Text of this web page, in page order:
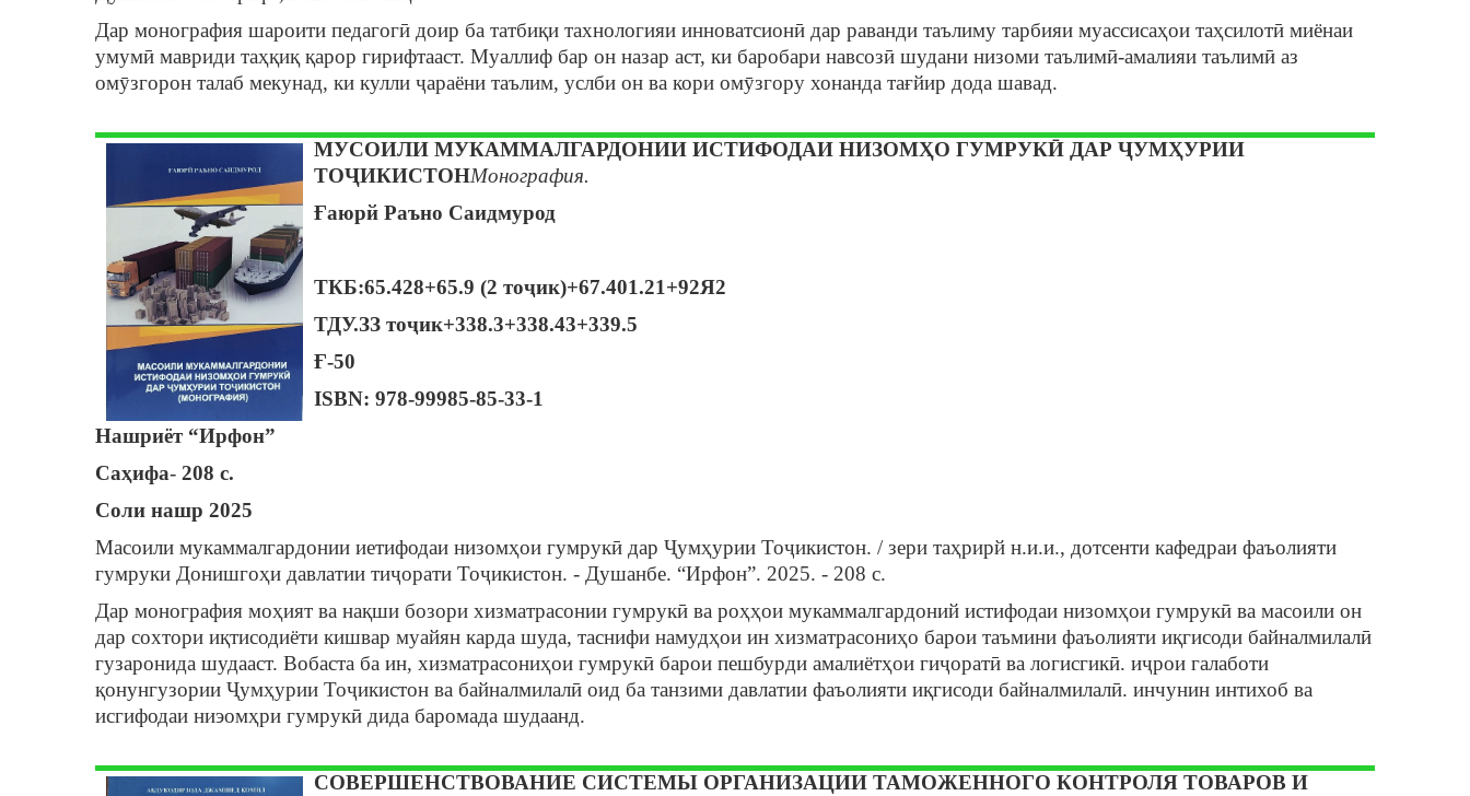
Дар монография шароити педагогӣ доир ба татбиқи тахнологияи инноватсионӣ дар раванди таълиму тарбияи муассисаҳои таҳсилотӣ миёнаи
умумӣ мавриди таҳқиқ қарор гирифтааст. Муаллиф бар он назар аст, ки баробари навсозӣ шудани низоми таълимӣ-амалияи таълимӣ аз
омӯзгорон талаб мекунад, ки кулли ҷараёни таълим, услби он ва кори омӯзгору хонанда тағйир дода шавад.
МУСОИЛИ МУКАММАЛГАРДОНИИ ИСТИФОДАИ НИЗОМҲО ГУМРУКӢ ДАР ҶУМҲУРИИ
ТОҶИКИСТОНМонография.
Ғаюрй Раъно Саидмурод
ТКБ:65.428+65.9 (2 тоҷик)+67.401.21+92Я2
ТДУ.ЗЗ тоҷик+338.3+338.43+339.5
Ғ-50
ISBN: 978-99985-85-33-1
Нашриёт “Ирфон”
Саҳифа- 208 с.
Соли нашр 2025
Масоили мукаммалгардонии иетифодаи низомҳои гумрукӣ дар Ҷумҳурии Тоҷикистон. / зери таҳрирй н.и.и., дотсенти кафедраи фаъолияти
гумруки Донишгоҳи давлатии тиҷорати Тоҷикистон. - Душанбе. “Ирфон”. 2025. - 208 с.
Дар монография моҳият ва нақши бозори хизматрасонии гумрукӣ ва роҳҳои мукаммалгардоний истифодаи низомҳои гумрукӣ ва масоили он
дар сохтори иқтисодиёти кишвар муайян карда шуда, таснифи намудҳои ин хизматрасониҳо барои таъмини фаъолияти иқгисоди байналмилалӣ
гузаронида шудааст. Вобаста ба ин, хизматрасониҳои гумрукӣ барои пешбурди амалиётҳои гиҷоратӣ ва логисгикӣ. иҷрои галаботи
қонунгузории Ҷумҳурии Тоҷикистон ва байналмилалӣ оид ба танзими давлатии фаъолияти иқгисоди байналмилалӣ. инчунин интихоб ва
исгифодаи ниэомҳри гумрукӣ дида баромада шудаанд.
СОВЕРШЕНСТВОВАНИЕ СИСТЕМЫ ОРГАНИЗАЦИИ ТАМОЖЕННОГО КОНТРОЛЯ ТОВАРОВ И